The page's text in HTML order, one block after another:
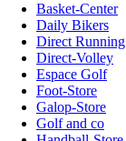
Basket-Center
Daily Bikers
Direct Running
Direct-Volley
Espace Golf
Foot-Store
Galop-Store
Golf and co